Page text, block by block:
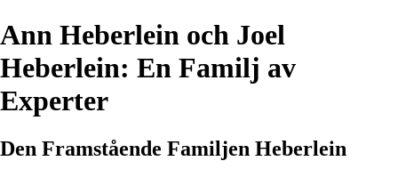
Ann Heberlein och Joel
Heberlein: En Familj av
Experter
Den Framstående Familjen Heberlein